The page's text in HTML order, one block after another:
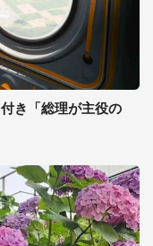
き「総理が主役の